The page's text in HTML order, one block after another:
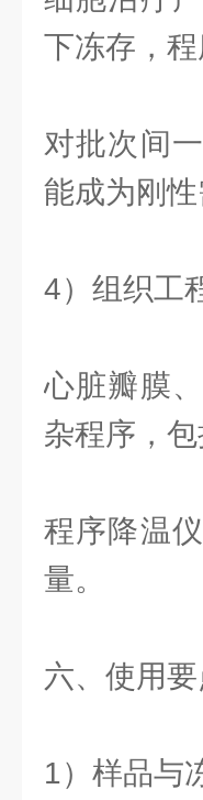
下冻存，
对批次间
能成为刚性
4）组织工
心脏瓣膜
杂程序，
程序降温
量。
六、使用
1）样品与